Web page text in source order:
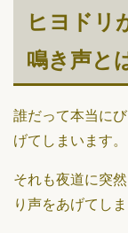
ヒヨドリ
鳴き声と
誰だって本当に
げてしまいます。
それも夜道に突
り声をあげてし